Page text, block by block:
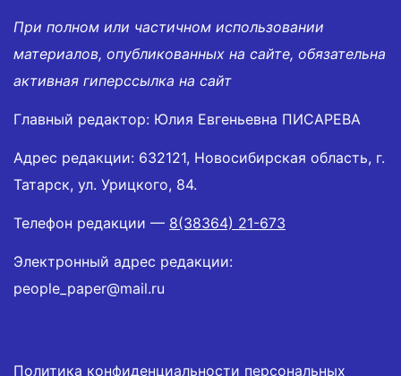
При полном или частичном использовании
материалов, опубликованных на сайте, обязательна
активная гиперссылка на сайт
Главный редактор: Юлия Евгеньевна ПИСАРЕВА
Адрес редакции: 632121, Новосибирская область, г.
Татарск, ул. Урицкого, 84.
Телефон редакции — 8(38364) 21-673
Электронный адрес редакции:
people_paper@mail.ru
Политика конфиденциальности персональных